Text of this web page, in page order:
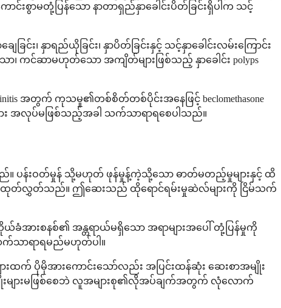
စွာမတုံ့ပြန်သော နာတာရှည်နှာခေါင်းပိတ်ခြင်းရှိပါက သင့်
နှာရည်ယိုခြင်း၊ နှာပိတ်ခြင်းနှင့် သင့်နှာခေါင်းလမ်းကြောင်း
ကင်ဆာမဟုတ်သော အကျိတ်များဖြစ်သည့် နှာခေါင်း polyps
အတွက် ကုသမှု၏တစ်စိတ်တစ်ပိုင်းအနေဖြင့် beclomethasone
း အလုပ်မဖြစ်သည့်အခါ သက်သာရာရစေပါသည်။
ပ်ပါသည်။ ပန်းဝတ်မှုန် သို့မဟုတ် ဖုန်မှုန့်ကဲ့သို့သော ဓာတ်မတည့်မှုများနှင့် ထိ
းကို ထုတ်လွှတ်သည်။ ဤဆေးသည် ထိုရောင်ရမ်းမှုဆဲလ်များကို ငြိမ်သက်
ားစနစ်၏ အန္တရာယ်မရှိသော အရာများအပေါ် တုံ့ပြန်မှုကို
က်သာရာရမည်မဟုတ်ပါ။
ထက် ပိုမိုအားကောင်းသော်လည်း အပြင်းထန်ဆုံး ဆေးစာအမျိုး
းများမဖြစ်စေဘဲ လူအများစု၏လိုအပ်ချက်အတွက် လုံလောက်